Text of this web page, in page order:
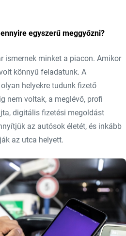
egyszerű meggyőzni?
ismernek minket a piacon. Amikor
könnyű feladatunk. A
helyekre tudunk fizető
nem voltak, a meglévő, profi
digitális fizetési megoldást
az autósok életét, és inkább
az utca helyett.